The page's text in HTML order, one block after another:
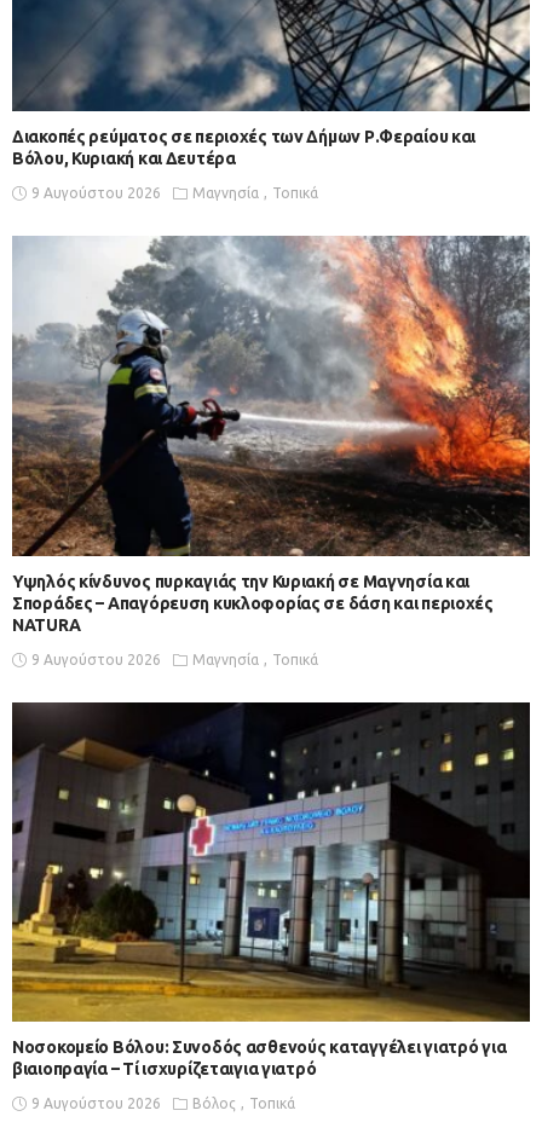
Διακοπές ρεύματος σε περιοχές των Δήμων Ρ.Φεραίου και
Βόλου, Κυριακή και Δευτέρα
9 Αυγούστου 2026 Μαγνησία Τοπικά
Υψηλός κίνδυνος πυρκαγιάς την Κυριακή σε Μαγνησία και
Σποράδες – Απαγόρευση κυκλοφορίας σε δάση και περιοχές
NATURA
9 Αυγούστου 2026 Μαγνησία Τοπικά
Νοσοκομείο Βόλου: Συνοδός ασθενούς καταγγέλει γιατρό για
βιαιοπραγία – Τί ισχυρίζεταιγια γιατρό
9 Αυγούστου 2026 Βόλος Τοπικά